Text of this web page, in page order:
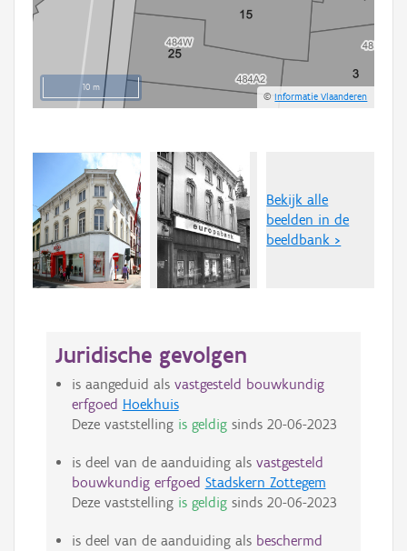
10 m
©Informatie Vlaanderen
Bekijk alle
beelden in de
beeldbank >
Juridische gevolgen
is aangeduid als vastgesteld bouwkundig
erfgoed Hoekhuis
Deze vaststelling is geldigsinds 20-06-2023
is deel van de aanduiding als vastgesteld
bouwkundig erfgoed Stadskern Zottegem
Deze vaststelling is geldigsinds 20-06-2023
is deel van de aanduiding als beschermd